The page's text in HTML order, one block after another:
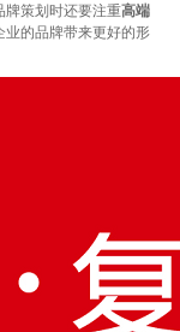
牌策划时还要注重高端
业的品牌带来更好的形